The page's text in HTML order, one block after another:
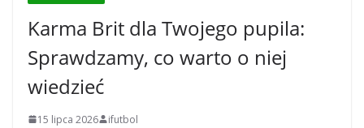
Karma Brit dla Twojego pupila:
Sprawdzamy, co warto o niej
wiedzieć
15 lipca 2026 ifutbol